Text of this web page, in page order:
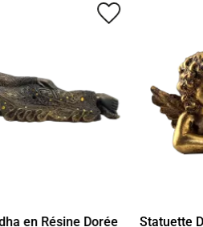
en Résine Dorée
favorite_border
Statuette